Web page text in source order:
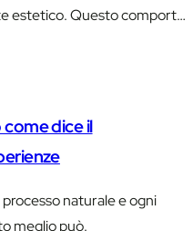
estetico. Questo comporta
dice il
naturale e ogni
meglio può.